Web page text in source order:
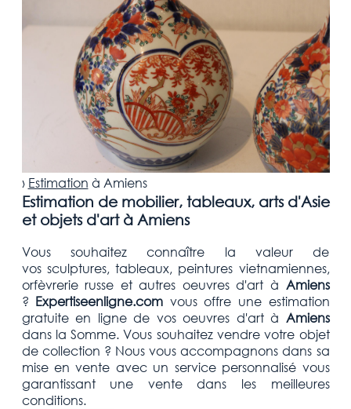
› Estimation à Amiens
Estimation de mobilier, tableaux, arts d'Asie
et objets d'art à Amiens
Vous souhaitez connaître la valeur de
vos sculptures, tableaux, peintures vietnamiennes,
orfèvrerie russe et autres oeuvres d'art à Amiens
? Expertiseenligne.com vous offre une estimation
gratuiteen ligne de vos oeuvres d'art à Amiens
dans laSomme. Vous souhaitez vendre votre objet
de collection ? Nous vous accompagnons dans sa
mise en vente avec un service personnalisé vous
garantissant une vente dans les meilleures
conditions.